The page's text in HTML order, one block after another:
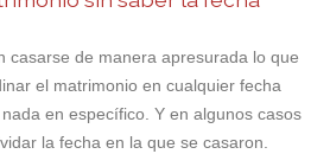
casarse de manera apresurada lo que
el matrimonio en cualquier fecha
en específico. Y en algunos casos
la fecha en la que se casaron.